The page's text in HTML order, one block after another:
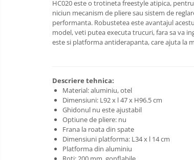
Bariere de protectie pat
Porti de siguranta
Dulap si cutii jucarii
Leagane & balansoare & sezlonguri
Covorase de joaca
Carusele patut
Lampi de veghe
HC020 este o trotineta freestyle atipica,
niciun mecanism de pliere sau sistem de
performanta. Robustetea este avantajul
model, veti putea executa trucuri, fara sa va
este si platforma antiderapanta, care ajuta la
Descriere tehnica:
Material: aluminiu, otel
Dimensiuni: L92 x l 47 x H96.5 cm
Ghidonul nu este ajustabil
Optiune de pliere: nu
Frana la roata din spate
Dimensiuni platforma: L34 x l 14 cm
Platforma din aluminiu